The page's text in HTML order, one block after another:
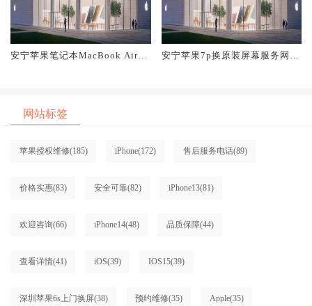
安宁苹果笔记本MacBook Air换
安宁苹果7p换原装屏幕服务网点
网站标签
苹果授权维修(185) iPhone(172) 售后服务电话(89)
价格实惠(83) 安全可靠(82) iPhone13(81)
欢迎咨询(66) iPhone14(48) 品质保障(44)
查看详情(41) iOS(39) IOS15(39)
深圳苹果6s上门换屏(38) 预约维修(35) Apple(35)